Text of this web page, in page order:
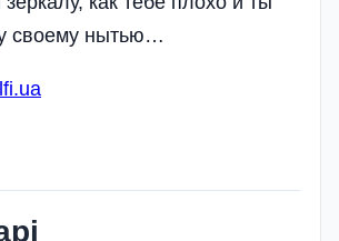
своему нытью…